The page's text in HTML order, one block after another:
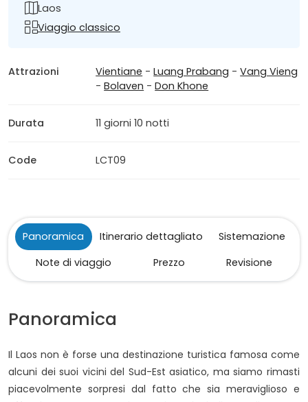
Laos
Viaggio classico
Attrazioni Vientiane -Luang Prabang -Vang Vieng
-Bolaven -Don Khone
Durata 11 giorni 10 notti
Code LCT09
Panoramica Itinerario dettagliato
Sistemazione
Note di viaggio
Prezzo Revisione
Panoramica
Il Laos non è forse una destinazione turistica famosa come
alcuni dei suoi vicini del Sud-Est asiatico, ma siamo rimasti
piacevolmente sorpresi dal fatto che sia meraviglioso e